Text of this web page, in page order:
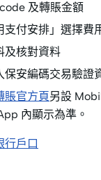
及轉賬金額
支付安排」選擇費
及核對資料
保安編碼交易驗證
賬官方頁另設
內顯示為準。
行戶口